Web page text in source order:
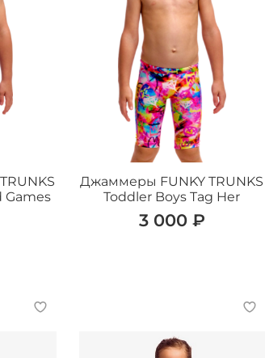
Games
Джаммеры FUNKY TRUNKS
Toddler Boys Tag Her
3 000 ₽